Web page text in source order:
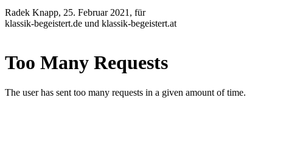
Radek Knapp, 25. Februar 2021, für
klassik-begeistert.de und klassik-begeistert.at